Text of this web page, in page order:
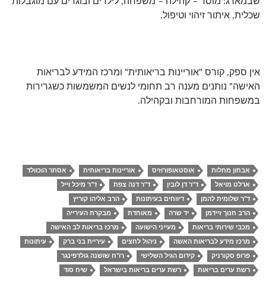
שכלית, איתור זיהוי וטיפול.
אין ספק, קורס "אוריינות בריאותית" ומרכז המידע לבריאות
האישה" נותנים מענה רב תחומי לנשים המשמשות כשגרירות
במשפחות המורחבות ובקהילה.
אבחון מחלות אוסטאופורוזיס אוריינות בריאותית אסתר הוכוולד
ארלט מויאל ד"ר דן לובין ד"ר דנה צפת ד"ר מיכל וייל
ד"ר שלומית להמן דיווחים בעיתונות הרב אליהו קוריץ
הרב חנוך זיידמן יד שרה מאוחדת מבקרת העירייה
מכבי שירותי בריאות מעייני הישועה מרכז בריאות לב האישה
מרכז מידע לבריאות האשה ניהול לחצים עיריית בני ברק עיתונות
פרופ סקורניק קידום הגיל השלישי רו"ח שושנה גולדפינגר
רשת ערים בריאות רשת ערים בריאות בישראל שיח סוד